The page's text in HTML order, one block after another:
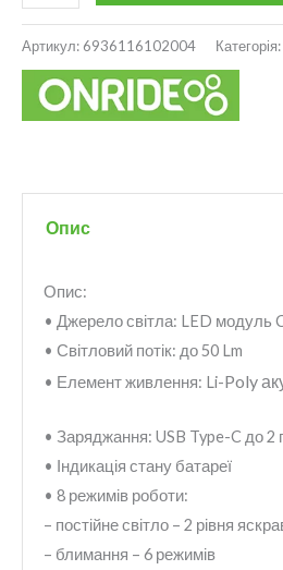
Артикул: 6936116102004 Категорія:
Опис
Опис:
• Джерело світла: LED модуль
• Світловий потік: до 50 Lm
• Елемент живлення: Li-Poly
• Заряджання: USB Type-C до 2
• Індикація стану батареї
• 8 режимів роботи:
– постійне світло – 2 рівня
– блимання – 6 режимів